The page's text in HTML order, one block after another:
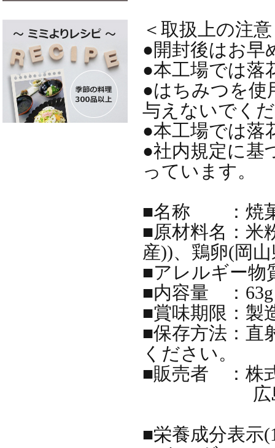
＜取扱上の注
●開封後はお早
●本工場では落
●はちみつを使
与えないでく
●本工場では落
●社内規定に基
っています。
■名称 ：焼
■原材料名：米
産))、鶏卵(岡
■アレルギー物
■内容量 ：63g
■賞味期限：製
■保存方法：直
ください。
■販売者 ：株
広島県尾
■栄養成分表示